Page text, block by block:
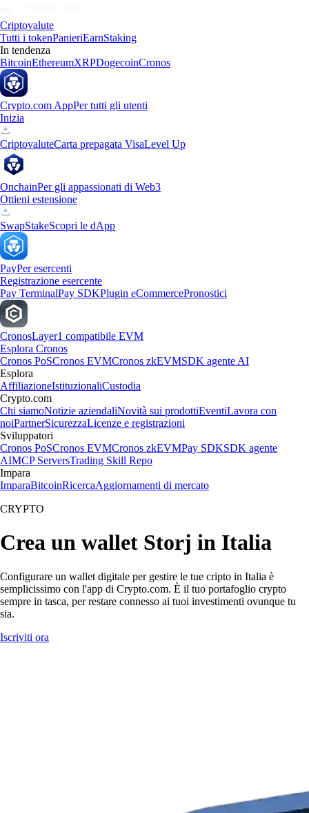
Criptovalute
Tutti i tokenPanieriEarnStaking
In tendenza
BitcoinEthereumXRPDogecoinCronos
Crypto.com AppPer tutti gli utenti
Inizia
CriptovaluteCarta prepagata VisaLevel Up
OnchainPer gli appassionati di Web3
Ottieni estensione
SwapStakeScopri le dApp
PayPer esercenti
Registrazione esercente
Pay TerminalPay SDKPlugin eCommercePronostici
CronosLayer1 compatibile EVM
Esplora Cronos
Cronos PoSCronos EVMCronos zkEVMSDK agente AI
Esplora
AffiliazioneIstituzionaliCustodia
Crypto.com
Chi siamoNotizie aziendaliNovità sui prodottiEventiLavora con
noiPartnerSicurezzaLicenze e registrazioni
Sviluppatori
Cronos PoSCronos EVMCronos zkEVMPay SDKSDK agente
AIMCP ServersTrading Skill Repo
Impara
ImparaBitcoinRicercaAggiornamenti di mercato
CRYPTO
Crea un wallet Storj in Italia
Configurare un wallet digitale per gestire le tue cripto in Italia è
semplicissimo con l'app di Crypto.com. È il tuo portafoglio crypto
sempre in tasca, per restare connesso ai tuoi investimenti ovunque tu
sia.
Iscriviti ora